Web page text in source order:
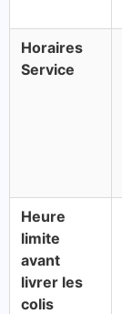
Horaires
Service
Heure
limite
avant
livrer les
colis